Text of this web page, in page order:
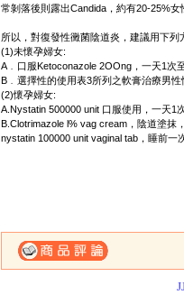
常剝落後則露出Candida，約有20-25%
所以，對復發性黴菌陰道炎，建議用下列
(1)未懷孕婦女:
A﹒口服Ketoconazole 2OOng，一天1次
B﹒選擇性的使用表3所列之軟膏治療男
(2)懷孕婦女:
A.Nystatin 500000 unit 口服使用，一天1
B.Clotrimazole l% vag cream，陰道塗抹
nystatin 100000 unit vaginal tab，睡前一
一、購滿1500元
二、購物滿2000